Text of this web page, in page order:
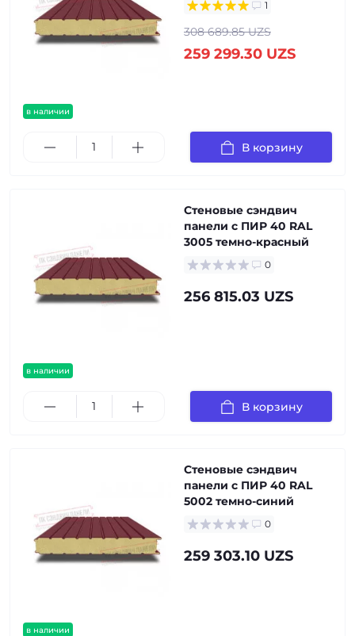
в наличии
1
308 689.85 UZS
259 299.30 UZS
В корзину
в наличии
Стеновые сэндвич
панели с ПИР 40 RAL
3005 темно-красный
0
256 815.03 UZS
В корзину
в наличии
Стеновые сэндвич
панели с ПИР 40 RAL
5002 темно-синий
0
259 303.10 UZS